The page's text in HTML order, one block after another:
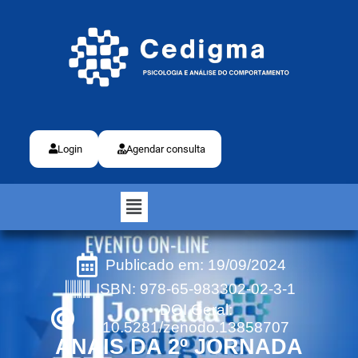
Login Agendar consulta
Publicado em: 19/09/2024
ISBN: 978-65-983302-02-3-1
DOI Geral:
10.5281/zenodo.13858707
ANAIS DA 2º JORNADA